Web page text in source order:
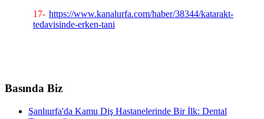
17- https://www.kanalurfa.com/haber/38344/katarakt-
tedavisinde-erken-tani
Basında Biz
Şanlıurfa'da Kamu Diş Hastanelerinde Bir İlk: Dental